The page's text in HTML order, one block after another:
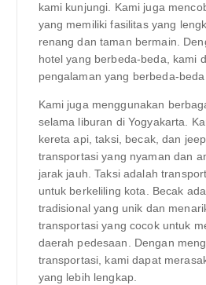
kami kunjungi. Kami juga
yang memiliki fasilitas yang
renang dan taman bermain.
hotel yang berbeda-beda, kami
pengalaman yang berbeda-
Kami juga menggunakan
selama liburan di Yogyakarta.
kereta api, taksi, becak, dan
transportasi yang nyaman dan
jarak jauh. Taksi adalah
untuk berkeliling kota. Becak
tradisional yang unik dan
transportasi yang cocok untuk
daerah pedesaan. Dengan
transportasi, kami dapat
yang lebih lengkap.